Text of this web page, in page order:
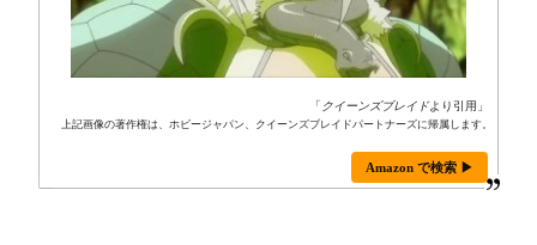
「 クイーンズブレイドより引用」
上記画像の著作権は、ホビージャパン、クイーンズブレイドパートナーズに帰属します。
Amazon で検索 ▶